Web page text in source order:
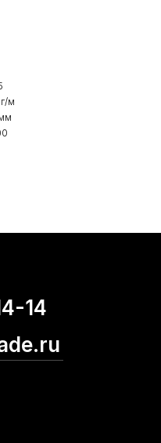
м
14